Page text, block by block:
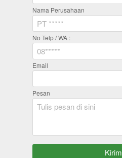
Nama Perusahaan
No Telp / WA :
Email
Pesan
`Kirim